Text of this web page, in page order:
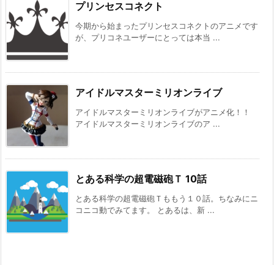
プリンセスコネクト
今期から始まったプリンセスコネクトのアニメです
が、プリコネユーザーにとっては本当 ...
アイドルマスターミリオンライブ
アイドルマスターミリオンライブがアニメ化！！
アイドルマスターミリオンライブのア ...
とある科学の超電磁砲Ｔ 10話
とある科学の超電磁砲Ｔももう１０話。ちなみにニ
コニコ動でみてます。 とあるは、新 ...